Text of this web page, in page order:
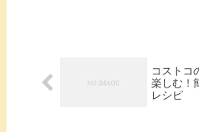
コストコ
楽しむ！
レシピ